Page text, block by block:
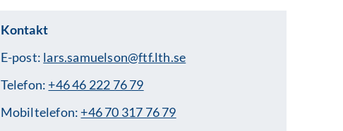
Kontakt
E-post: lars.samuelson@ftf.lth.se
Telefon: +46 46 222 76 79
Mobiltelefon: +46 70 317 76 79